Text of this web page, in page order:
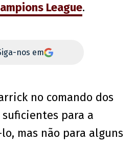
League.
nos em
no comando dos
para a
mas não para alguns